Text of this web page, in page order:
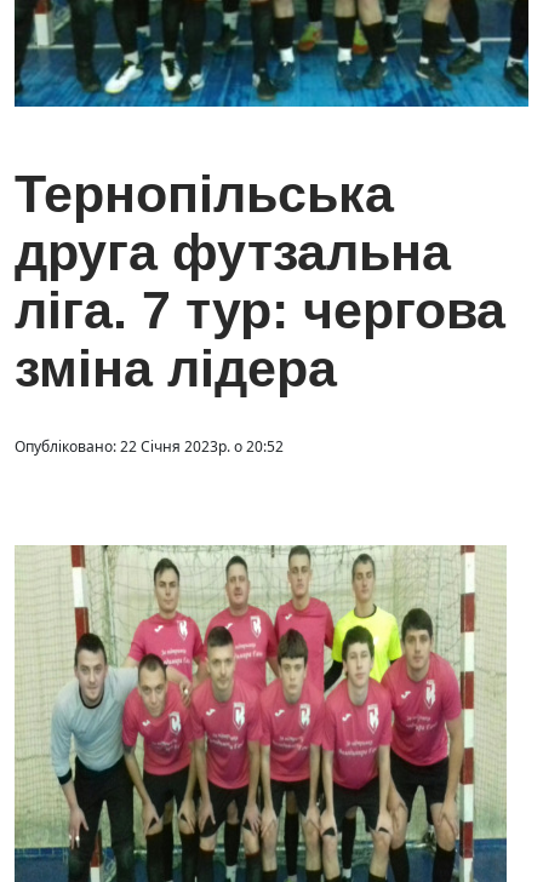
Тернопільська
друга футзальна
ліга. 7 тур: чергова
зміна лідера
Опубліковано: 22 Січня 2023р. о 20:52